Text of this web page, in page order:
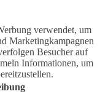
verwendet, um
Marketingkampagnen
Besucher auf
Informationen, um